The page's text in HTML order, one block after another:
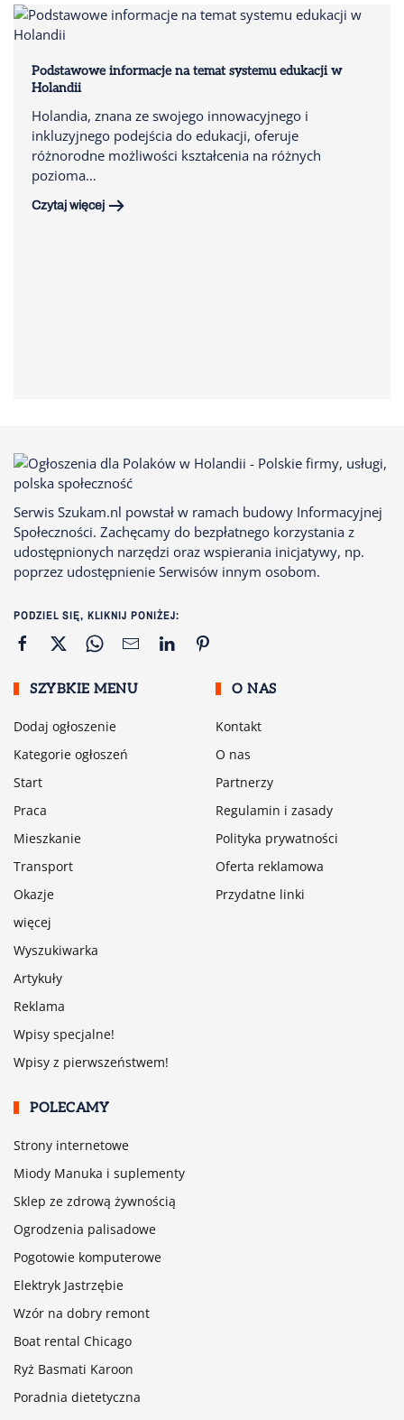
Podstawowe informacje na temat systemu edukacji w
Holandii
Holandia, znana ze swojego innowacyjnego i
inkluzyjnego podejścia do edukacji, oferuje
różnorodne możliwości kształcenia na różnych
pozioma…
Czytaj więcej
Serwis Szukam.nl powstał w ramach budowy Informacyjnej
Społeczności. Zachęcamy do bezpłatnego korzystania z
udostępnionych narzędzi oraz wspierania inicjatywy, np.
poprzez udostępnienie Serwisów innym osobom.
PODZIEL SIĘ, KLIKNIJ PONIŻEJ:
SZYBKIE MENU
Dodaj ogłoszenie
Kategorie ogłoszeń
Start
Praca
Mieszkanie
Transport
Okazje
więcej
Wyszukiwarka
Artykuły
Reklama
Wpisy specjalne!
Wpisy z pierwszeństwem!
O NAS
Kontakt
O nas
Partnerzy
Regulamin i zasady
Polityka prywatności
Oferta reklamowa
Przydatne linki
POLECAMY
Strony internetowe
Miody Manuka i suplementy
Sklep ze zdrową żywnością
Ogrodzenia palisadowe
Pogotowie komputerowe
Elektryk Jastrzębie
Wzór na dobry remont
Boat rental Chicago
Ryż Basmati Karoon
Poradnia dietetyczna